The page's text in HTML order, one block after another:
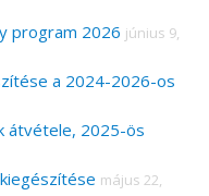
program 2026 június 9,
a 2024-2026-os
átvétele, 2025-ös
május 22,